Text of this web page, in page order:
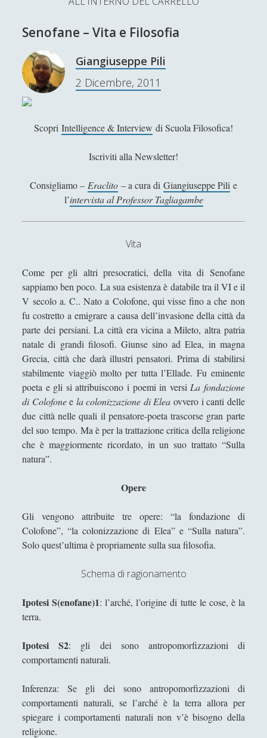
Contatti & Collabora!
La nostra storia
t
r
c
b
o
o
y
u
t
u
b
e
CERCA
S
e
a
r
SUPPORT US
Se apprezzi il nostro lavoro, puoi effettuare una
► Antologia(4)
▼ Filosofia (799)
▼ Filosofia Antica(33)
Anassagora - Vita e Opere
Anassimandro - Vita e opere
Anassimene - Vita e opere
Aristotele - Vita e opere
Democrito - Vita e opere
Empedocle - Vita e opere
Epitteto - Vita e Opere
Eresie cristiane e scuole di pensiero in
periodo tardo antico
Umano - Erotica, Giustizia e Passioni in
Gemino di Rodi e il suo posto nella storia
Gorgia - Vita e opere
Il Demiurgo di Platone ha l'Idea di Artisticità
L'arte della guerra di Publio Flavio Vegezio
Renato - Considerazioni analitiche e
Senofane – Vita e Filosofia
Giangiuseppe Pili
2 Dicembre, 2011
Scopri Intelligence & Interview di Scuola Filosofica!
Iscriviti alla Newsletter!
Consigliamo – Eraclito – a cura di Giangiuseppe Pili e
l’intervista al Professor Tagliagambe
Vita
Come per gli altri presocratici, della vita di Senofane
sappiamo ben poco. La sua esistenza è databile tra il VI e il
V secolo a. C.. Nato a Colofone, qui visse fino a che non
fu costretto a emigrare a causa dell’invasione della città da
parte dei persiani. La città era vicina a Mileto, altra patria
natale di grandi filosofi. Giunse sino ad Elea, in magna
Grecia, città che darà illustri pensatori. Prima di stabilirsi
stabilmente viaggiò molto per tutta l’Ellade. Fu eminente
poeta e gli si attribuiscono i poemi in versi La fondazione
di Colofonee la colonizzazione di Eleaovvero i canti delle
due città nelle quali il pensatore-poeta trascorse gran parte
del suo tempo. Ma è per la trattazione critica della religione
che è maggiormente ricordato, in un suo trattato “Sulla
natura”.
Opere
Gli vengono attribuite tre opere: “la fondazione di
Colofone”, “la colonizzazione di Elea” e “Sulla natura”.
Solo quest’ultima è propriamente sulla sua filosofia.
Schema di ragionamento
Ipotesi S(enofane)1: l’arché, l’origine di tutte le cose, è la
terra.
Ipotesi S2: gli dei sono antropomorfizzazioni di
comportamenti naturali.
Inferenza: Se gli dei sono antropomorfizzazioni di
comportamenti naturali, se l’arché è la terra allora per
spiegare i comportamenti naturali non v’è bisogno della
religione.